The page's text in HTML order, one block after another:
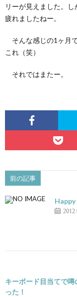
リーが見えました。
疲れましたねー。
そんな感じの1ヶ月
これ（笑）
それではまたー。
前の記事
キーボード目当てで
った！